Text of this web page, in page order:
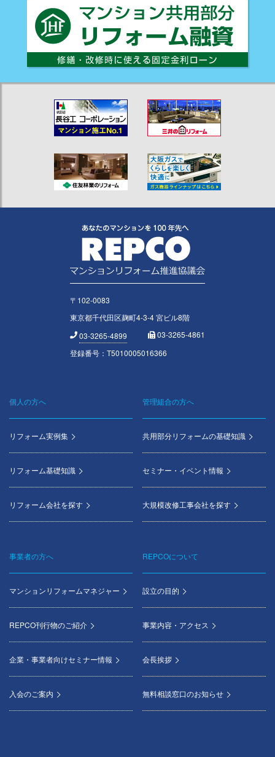
〒102-0083
東京都千代田区麹町4-3-4 宮ビル8階
03-3265-4899
03-3265-4861
登録番号：T5010005016366
Footer
menu
個人の方へ
リフォーム実例集
リフォーム基礎知識
リフォーム会社を探す
管理組合の方へ
共用部分リフォームの基礎知識
セミナー・イベント情報
大規模改修工事会社を探す
事業者の方へ
マンションリフォームマネジャー
REPCO刊行物のご紹介
企業・事業者向けセミナー情報
入会のご案内
REPCOについて
設立の目的
事業内容・アクセス
会長挨拶
無料相談窓口のお知らせ